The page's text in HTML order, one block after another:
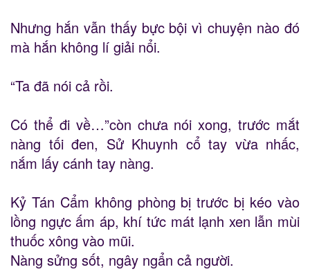
Nhưng hắn vẫn thấy bực bội vì chuyện nào đó
mà hắn không lí giải nổi.
“Ta đã nói cả rồi.
Có thể đi về…”còn chưa nói xong, trước mắt
nàng tối đen, Sử Khuynh cổ tay vừa nhấc,
nắm lấy cánh tay nàng.
Kỷ Tán Cẩm không phòng bị trước bị kéo vào
lồng ngực ấm áp, khí tức mát lạnh xen lẫn mùi
thuốc xông vào mũi.
Nàng sửng sốt, ngây ngẩn cả người.